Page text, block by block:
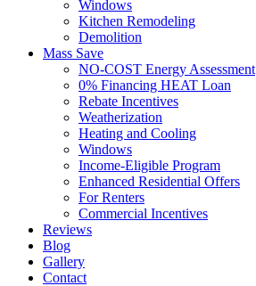
Windows
Kitchen Remodeling
Demolition
Mass Save
NO-COST Energy Assessment
0% Financing HEAT Loan
Rebate Incentives
Weatherization
Heating and Cooling
Windows
Income-Eligible Program
Enhanced Residential Offers
For Renters
Commercial Incentives
Reviews
Blog
Gallery
Contact